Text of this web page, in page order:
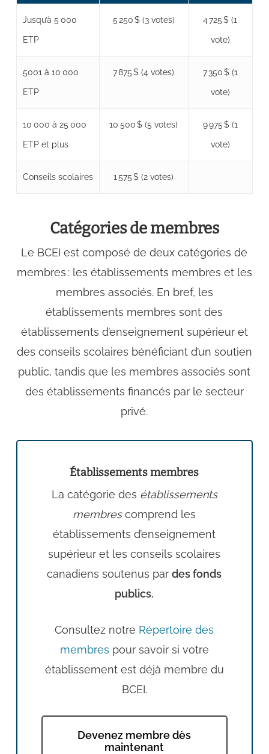
Jusqu’à 5 000
ETP
5 250 $ (3 votes) 4 725 $ (1
vote)
5001 à 10 000
ETP
7 875 $ (4 votes) 7 350 $ (1
vote)
10 000 à 25 000
ETP et plus
10 500 $ (5 votes) 9 975 $ (1
vote)
Conseils scolaires 1 575 $ (2 votes)
Catégories de membres
Le BCEI est composé de deux catégories de
membres : les établissements membres et les
membres associés. En bref, les
établissements membres sont des
établissements d’enseignement supérieur et
des conseils scolaires bénéficiant d’un soutien
public, tandis que les membres associés sont
des établissements financés par le secteur
privé.
Établissements membres
La catégorie des établissements
membrescomprend les
établissements d’enseignement
supérieur et les conseils scolaires
canadiens soutenus pardes fonds
publics.
Consultez notre Répertoire des
membres pour savoir si votre
établissement est déjà membre du
BCEI.
Devenez membre dès
maintenant